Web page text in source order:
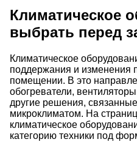
Климатическое
Цена
Климатическое
выбрать перед
Климатическое
поддержания и изменения
помещении. В это
обогреватели,
другие решения,
микроклиматом. На
климатическое
категорию техники под